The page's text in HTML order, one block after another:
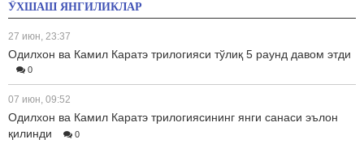
ЎХШАШ ЯНГИЛИКЛАР
27 июн, 23:37
Одилхон ва Камил Каратэ трилогияси тўлиқ 5 раунд давом этди
0
07 июн, 09:52
Одилхон ва Камил Каратэ трилогиясининг янги санаси эълон
қилинди
0